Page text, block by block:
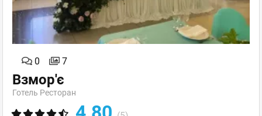
0 7
Взмор'є
Готель Ресторан